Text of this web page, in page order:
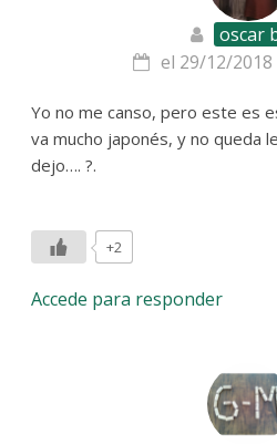
oscar
el 29/12/2018
Yo no me canso, pero este es
va mucho japonés, y no queda
dejo…. ?.
+2
Accede para responder